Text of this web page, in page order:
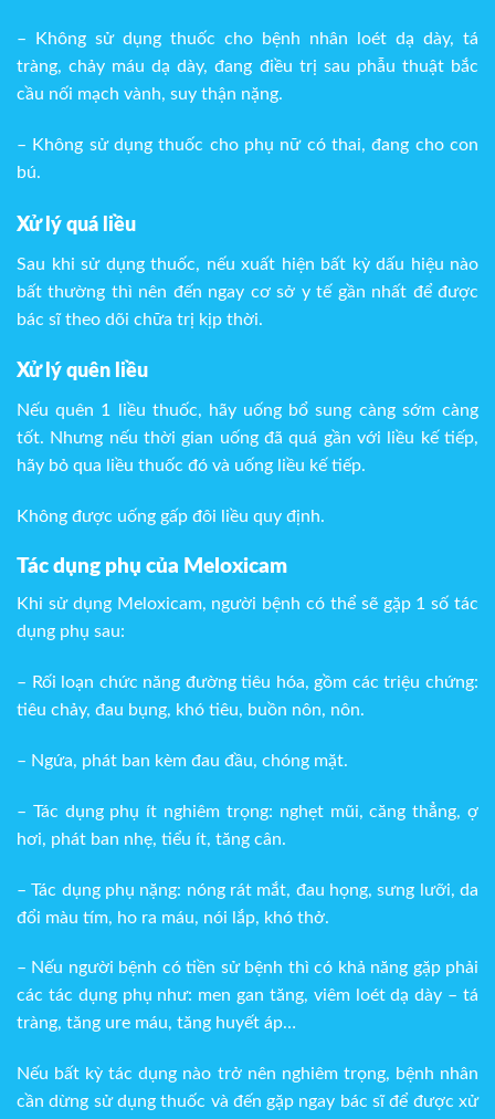
– Không sử dụng thuốc cho bệnh nhân loét dạ dày, tá
tràng, chảy máu dạ dày, đang điều trị sau phẫu thuật bắc
cầu nối mạch vành, suy thận nặng.
– Không sử dụng thuốc cho phụ nữ có thai, đang cho con
bú.
Xử lý quá liều
Sau khi sử dụng thuốc, nếu xuất hiện bất kỳ dấu hiệu nào
bất thường thì nên đến ngay cơ sở y tế gần nhất để được
bác sĩ theo dõi chữa trị kịp thời.
Xử lý quên liều
Nếu quên 1 liều thuốc, hãy uống bổ sung càng sớm càng
tốt. Nhưng nếu thời gian uống đã quá gần với liều kế tiếp,
hãy bỏ qua liều thuốc đó và uống liều kế tiếp.
Không được uống gấp đôi liều quy định.
Tác dụng phụ của Meloxicam
Khi sử dụng Meloxicam, người bệnh có thể sẽ gặp 1 số tác
dụng phụ sau:
– Rối loạn chức năng đường tiêu hóa, gồm các triệu chứng:
tiêu chảy, đau bụng, khó tiêu, buồn nôn, nôn.
– Ngứa, phát ban kèm đau đầu, chóng mặt.
– Tác dụng phụ ít nghiêm trọng: nghẹt mũi, căng thẳng, ợ
hơi, phát ban nhẹ, tiểu ít, tăng cân.
– Tác dụng phụ nặng: nóng rát mắt, đau họng, sưng lưỡi, da
đổi màu tím, ho ra máu, nói lắp, khó thở.
– Nếu người bệnh có tiền sử bệnh thì có khả năng gặp phải
các tác dụng phụ như: men gan tăng, viêm loét dạ dày – tá
tràng, tăng ure máu, tăng huyết áp…
Nếu bất kỳ tác dụng nào trở nên nghiêm trọng, bệnh nhân
cần dừng sử dụng thuốc và đến gặp ngay bác sĩ để được xử